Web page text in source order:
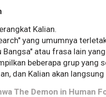
Kalian.
yang umumnya
atau frasa lain
beberapa grup yang
dan Kalian akan
The Demon in Human